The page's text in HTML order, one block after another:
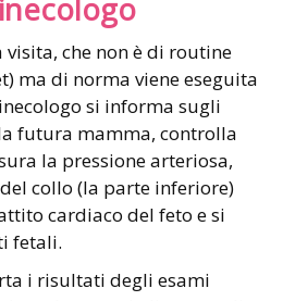
visita, che non è di routine
ma di norma viene eseguita
si informa sugli
futura mamma, controlla
la pressione arteriosa,
collo (la parte inferiore)
cardiaco del feto e si
fetali.
i risultati degli esami